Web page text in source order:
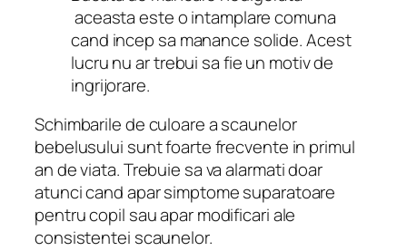
aceasta este o intamplare comuna
cand incep sa manance solide. Acest
lucru nu ar trebui sa fie un motiv de
ingrijorare.
Schimbarile de culoare a scaunelor
bebelusului sunt foarte frecvente in primul
an de viata. Trebuie sa va alarmati doar
atunci cand apar simptome suparatoare
pentru copil sau apar modificari ale
consistentei scaunelor.